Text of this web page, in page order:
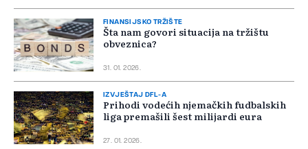
FINANSIJSKO TRŽIŠTE
Šta nam govori situacija na tržištu
obveznica?
31. 01. 2026.
IZVJEŠTAJ DFL-A
Prihodi vodećih njemačkih fudbalskih
liga premašili šest milijardi eura
27. 01. 2026.